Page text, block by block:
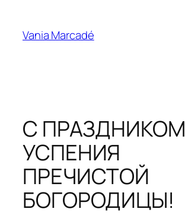
contenu
Vania Marcadé
С ПРАЗДНИКОМ
УСПЕНИЯ
ПРЕЧИСТОЙ
БОГОРОДИЦЫ!